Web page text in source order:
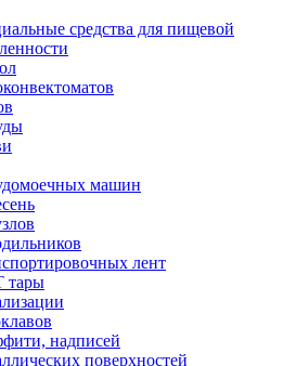
средства для пищевой
машин
лент
тары
надписей
поверхностей